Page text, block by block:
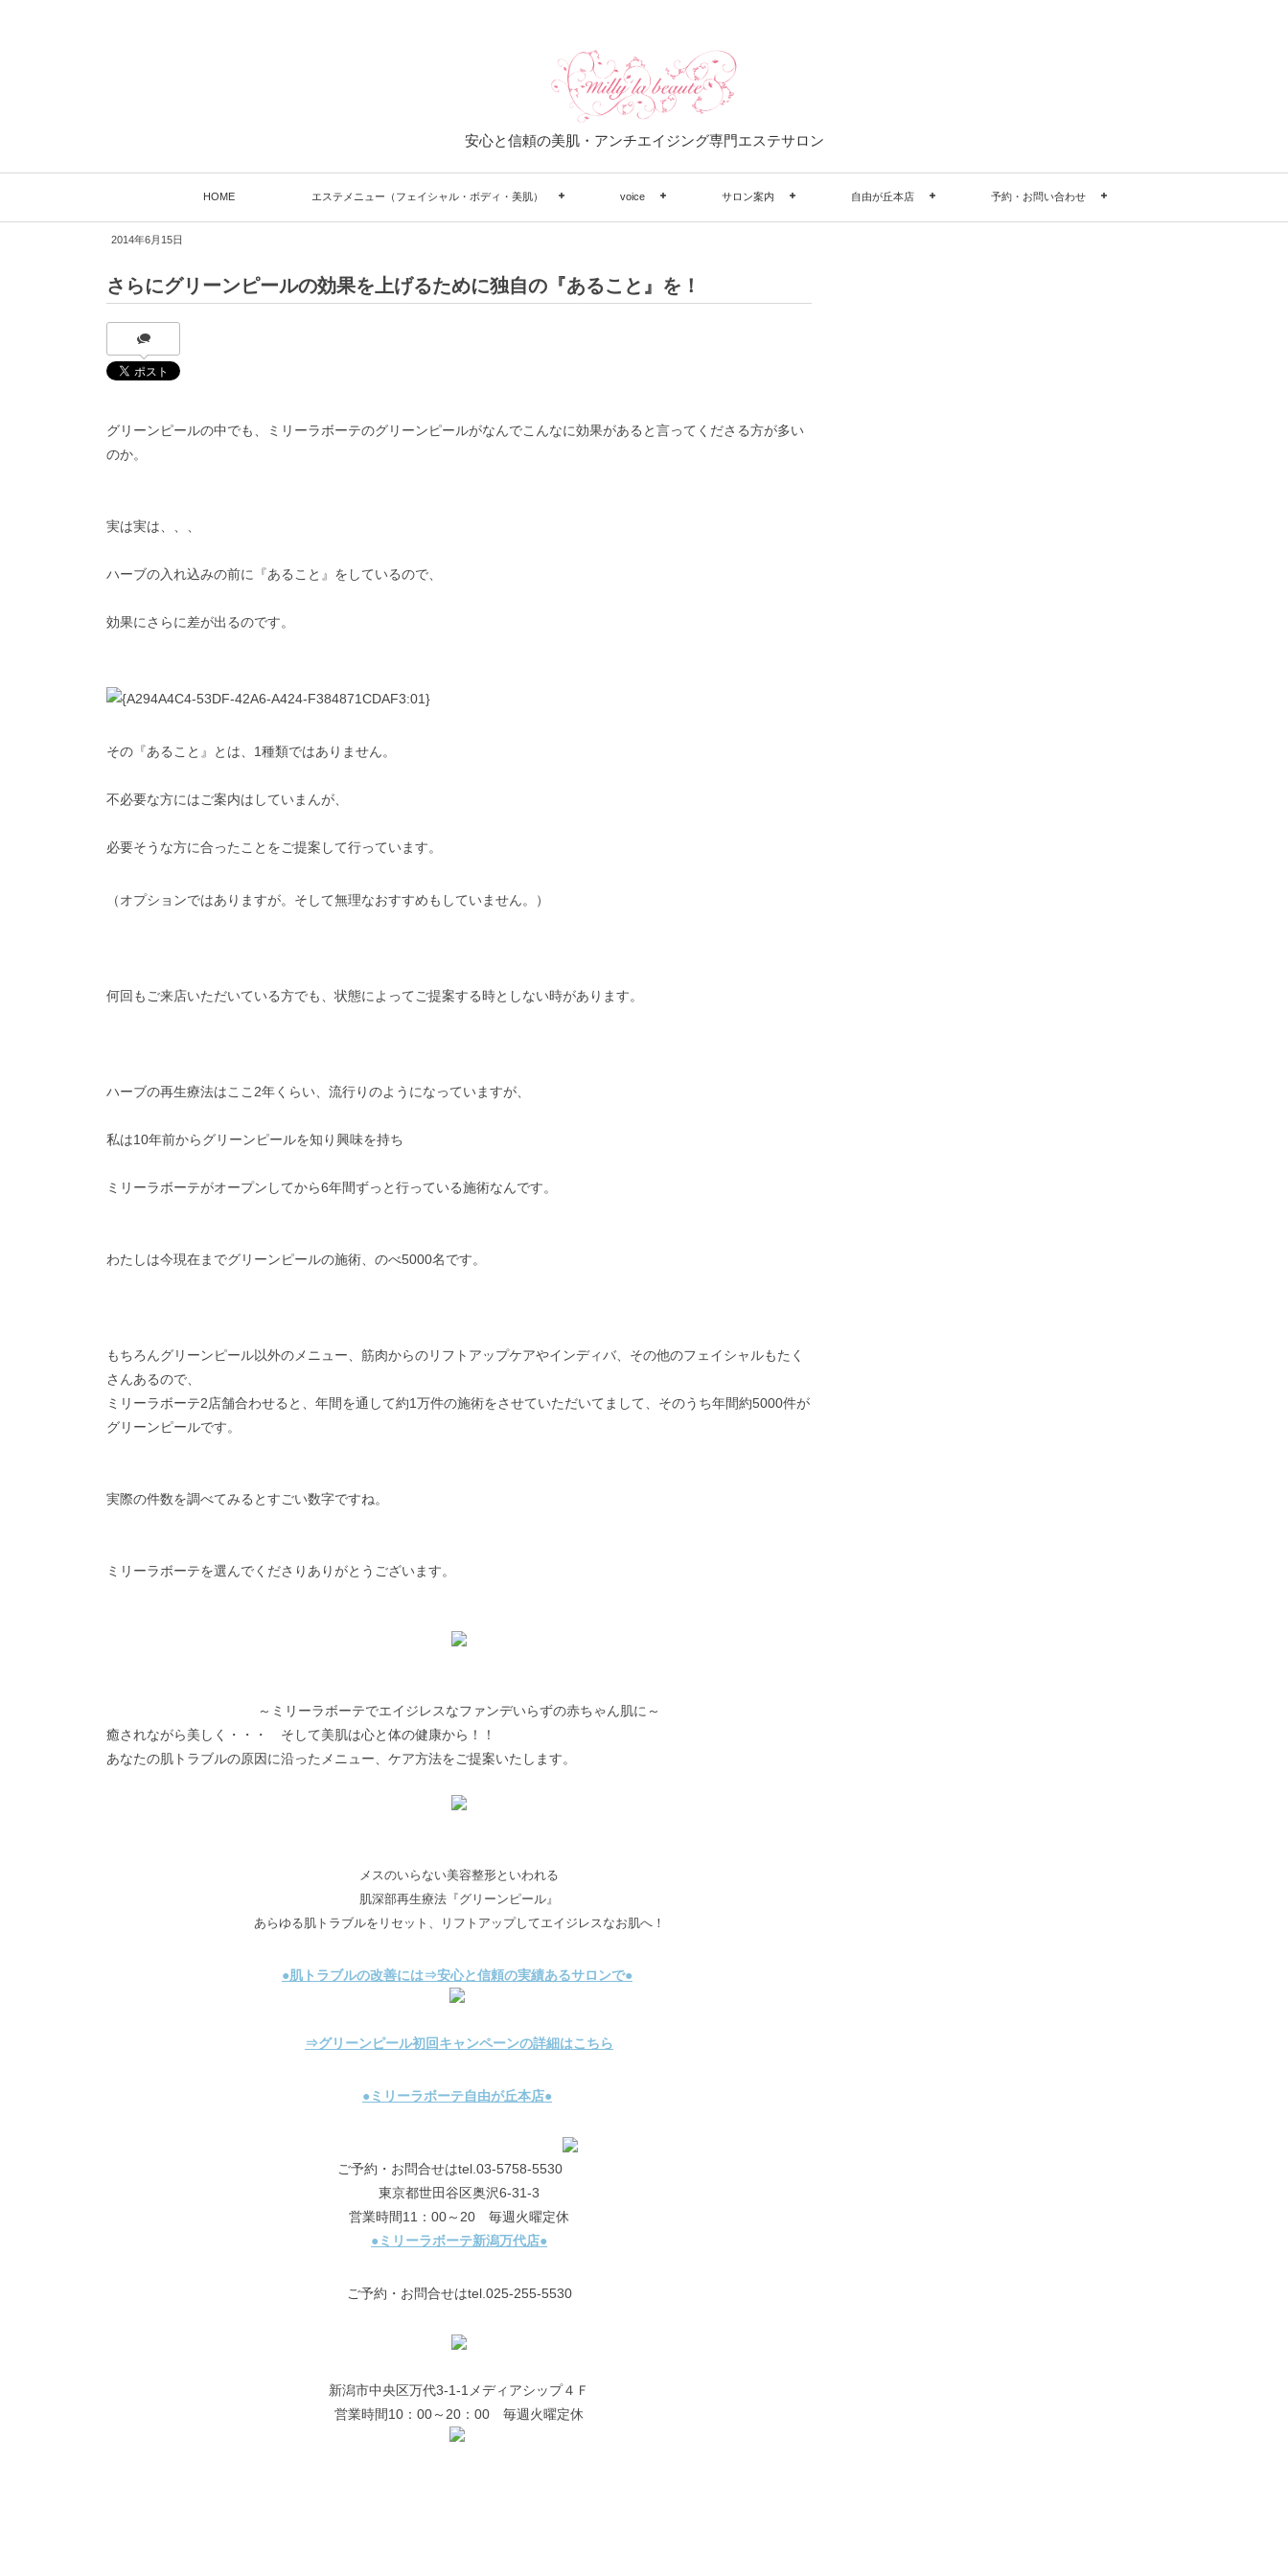
安心と信頼の美肌・アンチエイジング専門エステサロン
HOME エステメニュー（フェイシャル・ボディ・美肌） voice サロン案内 自由が丘本店 予約・お問い合わせ
2014年6月15日
さらにグリーンピールの効果を上げるために独自の『あること』を！
グリーンピールの中でも、ミリーラボーテのグリーンピールがなんでこんなに効果があると言ってくださる方が多い
のか。
実は実は、、、
ハーブの入れ込みの前に『あること』をしているので、
効果にさらに差が出るのです。
その『あること』とは、1種類ではありません。
不必要な方にはご案内はしていまんが、
必要そうな方に合ったことをご提案して行っています。
（オプションではありますが。そして無理なおすすめもしていません。）
何回もご来店いただいている方でも、状態によってご提案する時としない時があります。
ハーブの再生療法はここ2年くらい、流行りのようになっていますが、
私は10年前からグリーンピールを知り興味を持ち
ミリーラボーテがオープンしてから6年間ずっと行っている施術なんです。
わたしは今現在までグリーンピールの施術、のべ5000名です。
もちろんグリーンピール以外のメニュー、筋肉からのリフトアップケアやインディバ、その他のフェイシャルもたく
さんあるので、
ミリーラボーテ2店舗合わせると、年間を通して約1万件の施術をさせていただいてまして、そのうち年間約5000件が
グリーンピールです。
実際の件数を調べてみるとすごい数字ですね。
ミリーラボーテを選んでくださりありがとうございます。
～ミリーラボーテでエイジレスなファンデいらずの赤ちゃん肌に～
癒されながら美しく・・・ そして美肌は心と体の健康から！！
あなたの肌トラブルの原因に沿ったメニュー、ケア方法をご提案いたします。
メスのいらない美容整形といわれる
肌深部再生療法『グリーンピール』
あらゆる肌トラブルをリセット、リフトアップしてエイジレスなお肌へ！
●肌トラブルの改善には⇒安心と信頼の実績あるサロンで●
⇒グリーンピール初回キャンペーンの詳細はこちら
●ミリーラボーテ自由が丘本店●
ご予約・お問合せはtel.03-5758-5530
東京都世田谷区奥沢6-31-3
営業時間11：00～20 毎週火曜定休
●ミリーラボーテ新潟万代店●
ご予約・お問合せはtel.025-255-5530
新潟市中央区万代3-1-1メディアシップ４Ｆ
営業時間10：00～20：00 毎週火曜定休